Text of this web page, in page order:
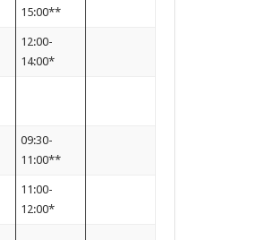
15:00**
12:00-
14:00*
09:30-
11:00**
11:00-
12:00*